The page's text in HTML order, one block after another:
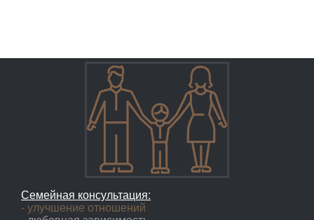
Семейная консультация:
- улучшение отношений